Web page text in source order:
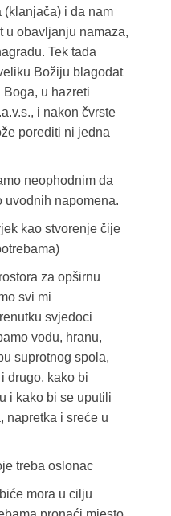
i da nam
u obavljanju namaza,
Tek tada
Božiju blagodat
u hazreti
i nakon čvrste
porediti ni jedna
neophodnim da
uvodnih napomena.
kao stvorenje čije
za opširnu
svi mi
svjedoci
vodu, hranu,
suprotnog spola,
drugo, kako bi
i kako bi se uputili
napretka i sreće u
treba oslonac
mora u cilju